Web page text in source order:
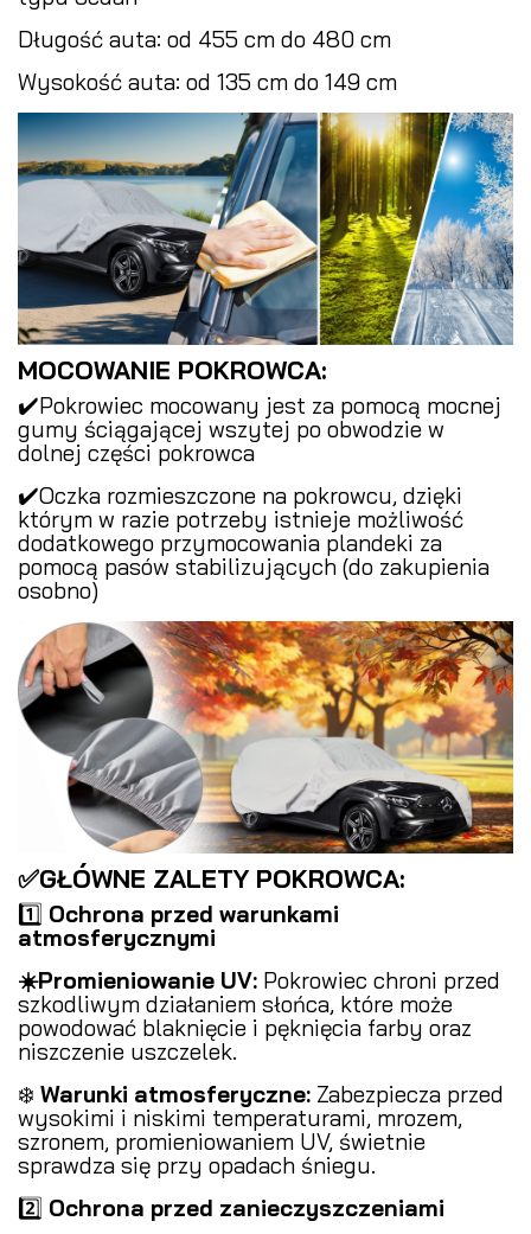
Długość auta: od 455 cm do 480 cm
Wysokość auta: od 135 cm do 149 cm
MOCOWANIE POKROWCA:
✔️Pokrowiec mocowany jest za pomocą mocnej
gumy ściągającej wszytej po obwodzie w
dolnej części pokrowca
✔️Oczka rozmieszczone na pokrowcu, dzięki
którym w razie potrzeby istnieje możliwość
dodatkowego przymocowania plandeki za
pomocą pasów stabilizujących (do zakupienia
osobno)
✅GŁÓWNE ZALETY POKROWCA:
1️⃣ Ochrona przed warunkami
atmosferycznymi
☀️Promieniowanie UV: Pokrowiec chroni przed
szkodliwym działaniem słońca, które może
powodować blaknięcie i pęknięcia farby oraz
niszczenie uszczelek.
❄️ Warunki atmosferyczne: Zabezpiecza przed
wysokimi i niskimi temperaturami, mrozem,
szronem, promieniowaniem UV, świetnie
sprawdza się przy opadach śniegu.
2️⃣ Ochrona przed zanieczyszczeniami